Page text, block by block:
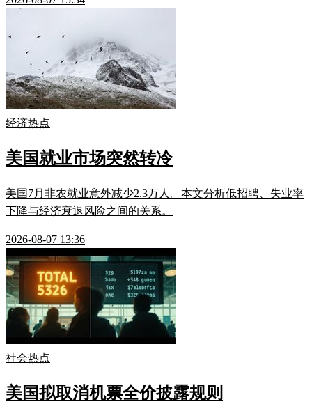
经济热点
美国就业市场突然转冷
美国7月非农就业意外减少2.3万人。本文分析低招聘、失业率
下降与经济衰退风险之间的关系。
2026-08-07 13:36
社会热点
美国拟取消机票全价披露规则